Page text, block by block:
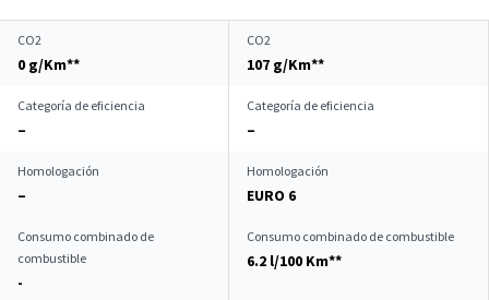
CO2
0 g/Km**
CO2
107 g/Km**
Categoría de eficiencia
–
Categoría de eficiencia
–
Homologación
–
Homologación
EURO 6
Consumo combinado de
combustible
-
Consumo combinado de combustible
6.2 l/100 Km**